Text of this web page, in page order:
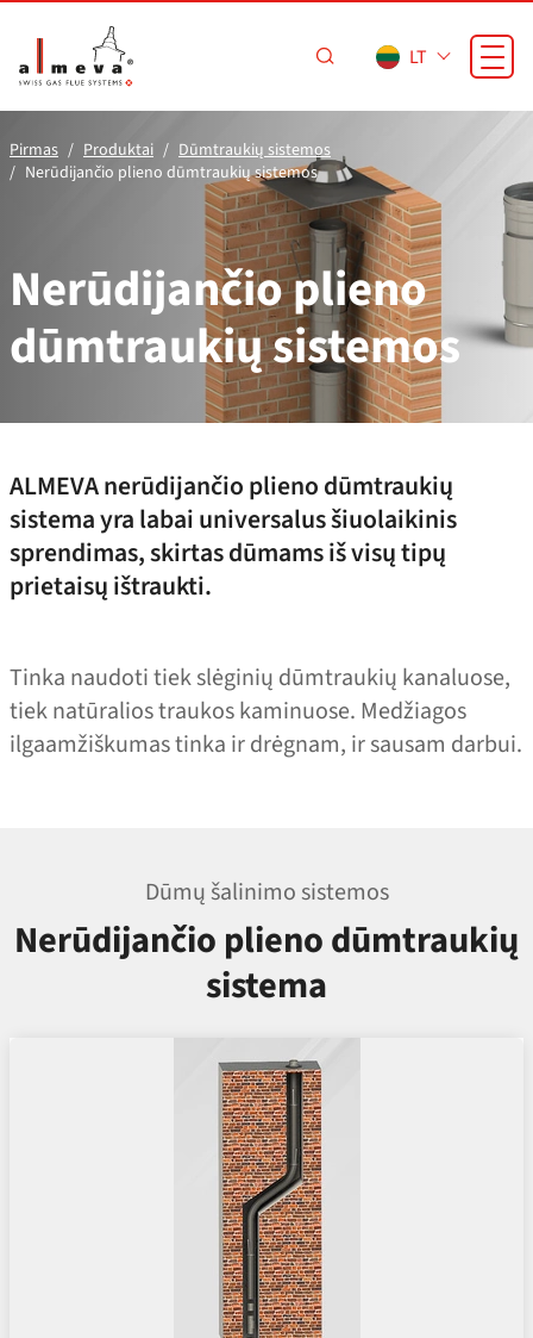
LT
Pirmas Produktai
Dūmtraukių sistemos
Nerūdijančio plieno dūmtraukių sistemos
Nerūdijančio plieno
dūmtraukių sistemos
ALMEVA nerūdijančio plieno dūmtraukių
sistema yra labai universalus šiuolaikinis
sprendimas, skirtas dūmams iš visų tipų
prietaisų ištraukti.
Tinka naudoti tiek slėginių dūmtraukių kanaluose,
tiek natūralios traukos kaminuose. Medžiagos
ilgaamžiškumas tinka ir drėgnam, ir sausam darbui.
Dūmų šalinimo sistemos
Nerūdijančio plieno dūmtraukių
sistema